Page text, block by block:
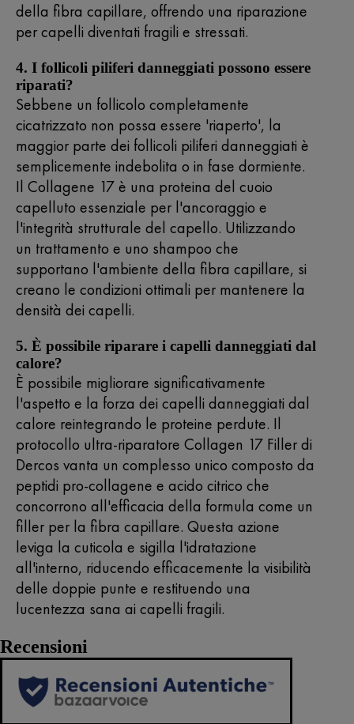
della fibra capillare, offrendo una riparazione
per capelli diventati fragili e stressati.
4. I follicoli piliferi danneggiati possono essere
riparati?
Sebbene un follicolo completamente
cicatrizzato non possa essere 'riaperto', la
maggior parte dei follicoli piliferi danneggiati è
semplicemente indebolita o in fase dormiente.
Il Collagene 17 è una proteina del cuoio
capelluto essenziale per l'ancoraggio e
l'integrità strutturale del capello. Utilizzando
un trattamento e uno shampoo che
supportano l'ambiente della fibra capillare, si
creano le condizioni ottimali per mantenere la
densità dei capelli.
5. È possibile riparare i capelli danneggiati dal
calore?
È possibile migliorare significativamente
l'aspetto e la forza dei capelli danneggiati dal
calore reintegrando le proteine perdute. Il
protocollo ultra-riparatore Collagen 17 Filler di
Dercos vanta un complesso unico composto da
peptidi pro-collagene e acido citrico che
concorrono all'efficacia della formula come un
filler per la fibra capillare. Questa azione
leviga la cuticola e sigilla l'idratazione
all'interno, riducendo efficacemente la visibilità
delle doppie punte e restituendo una
lucentezza sana ai capelli fragili.
Recensioni